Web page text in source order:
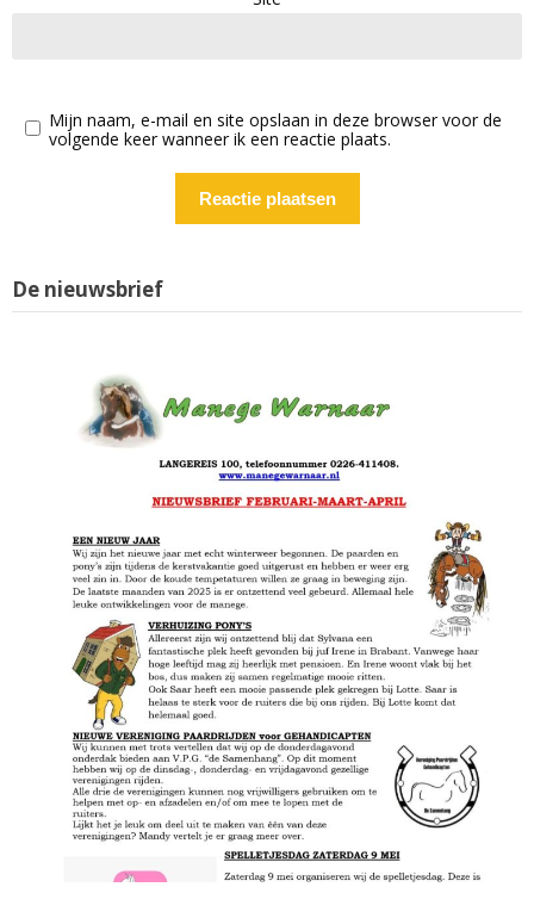
Mijn naam, e-mail en site opslaan in deze browser voor de
volgende keer wanneer ik een reactie plaats.
De nieuwsbrief